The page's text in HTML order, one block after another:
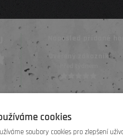
Naposled přidané
Ověřený zákazník
cookies
soubory cookies pro zlepšení